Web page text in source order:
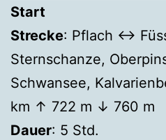
Start
Strecke: Pflach ↔
Sternschanze,
Schwansee,
km ↑ 722 m ↓ 760 m
Dauer: 5 Std.